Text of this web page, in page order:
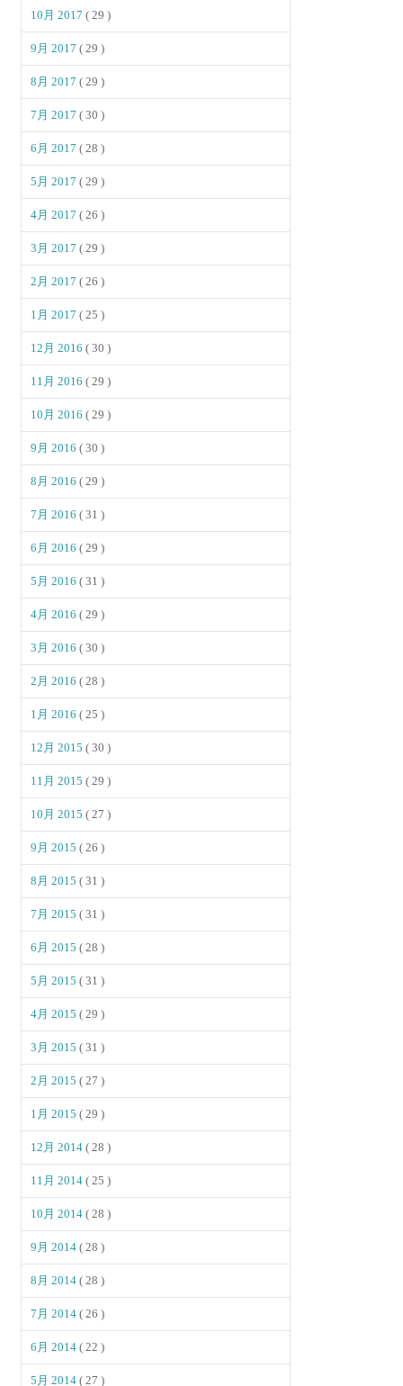
10月 2017( 29 )
9月 2017( 29 )
8月 2017( 29 )
7月 2017( 30 )
6月 2017( 28 )
5月 2017( 29 )
4月 2017( 26 )
3月 2017( 29 )
2月 2017( 26 )
1月 2017( 25 )
12月 2016( 30 )
11月 2016( 29 )
10月 2016( 29 )
9月 2016( 30 )
8月 2016( 29 )
7月 2016( 31 )
6月 2016( 29 )
5月 2016( 31 )
4月 2016( 29 )
3月 2016( 30 )
2月 2016( 28 )
1月 2016( 25 )
12月 2015( 30 )
11月 2015( 29 )
10月 2015( 27 )
9月 2015( 26 )
8月 2015( 31 )
7月 2015( 31 )
6月 2015( 28 )
5月 2015( 31 )
4月 2015( 29 )
3月 2015( 31 )
2月 2015( 27 )
1月 2015( 29 )
12月 2014( 28 )
11月 2014( 25 )
10月 2014( 28 )
9月 2014( 28 )
8月 2014( 28 )
7月 2014( 26 )
6月 2014( 22 )
5月 2014( 27 )